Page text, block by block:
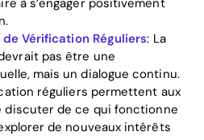
Home
Blog
Download
Vérification Réguliers: La
pas être une
mais un dialogue continu.
réguliers permettent aux
discuter de ce qui fonctionne
de nouveaux intérêts